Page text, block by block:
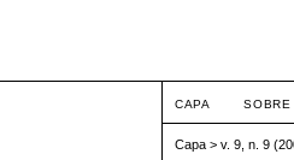
CAPA SOBRE
Capa >v. 9, n. 9